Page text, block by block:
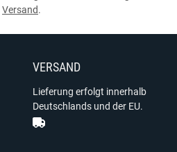
Versand.
VERSAND
Lieferung erfolgt innerhalb
Deutschlands und der EU.